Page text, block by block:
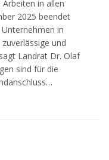
in allen
2025 beendet
in
und
Landrat Dr. Olaf
sind für die